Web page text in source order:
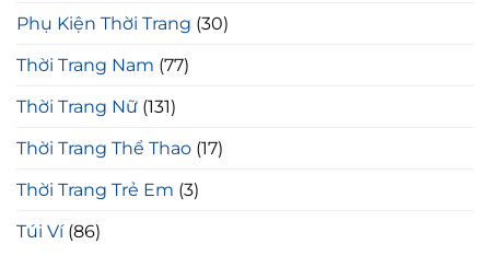
Phụ Kiện Thời Trang (30)
Thời Trang Nam (77)
Thời Trang Nữ (131)
Thời Trang Thể Thao (17)
Thời Trang Trẻ Em (3)
Túi Ví(86)